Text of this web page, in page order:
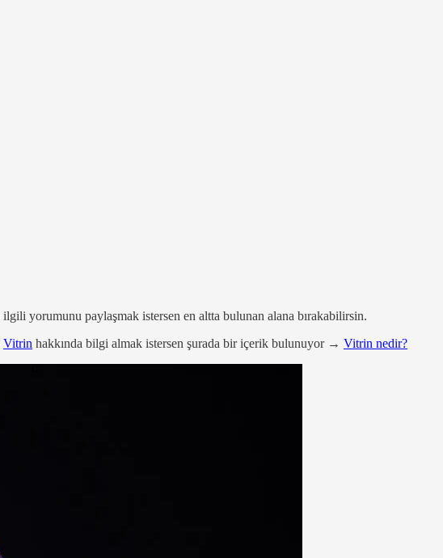
yorumunu paylaşmak istersen en altta bulunan alana bırakabilirsin.
Vitrin hakkında bilgi almak istersen şurada bir içerik bulunuyor → Vitrin nedir?